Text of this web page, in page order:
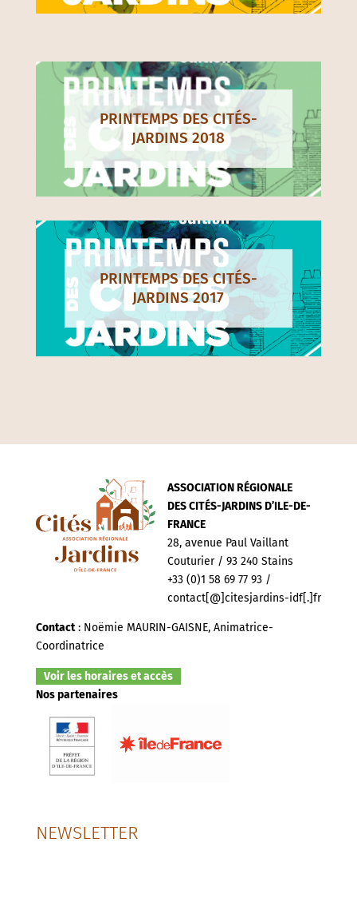
PRINTEMPS DES CITÉS-
JARDINS 2018
PRINTEMPS DES CITÉS-
JARDINS 2017
ASSOCIATION RÉGIONALE
DES CITÉS-JARDINS D’ILE-DE-
FRANCE
28, avenue Paul Vaillant
Couturier / 93 240 Stains
+33 (0)1 58 69 77 93 /
contact[@]citesjardins-idf[.]fr
Contact: Noëmie MAURIN-GAISNE, Animatrice-
Coordinatrice
Voir les horaires et accès
Nos partenaires
NEWSLETTER